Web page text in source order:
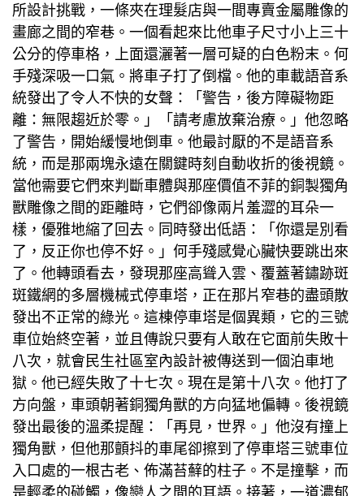
所設計挑戰，一條夾在理髮店與一間專賣金屬雕像的
畫廊之間的窄巷。一個看起來比他車子尺寸小上三十
公分的停車格，上面還灑著一層可疑的白色粉末。何
手殘深吸一口氣。將車子打了倒檔。他的車載語音系
統發出了令人不快的女聲：「警告，後方障礙物距
離：無限趨近於零。」「請考慮放棄治療。」他忽略
了警告，開始緩慢地倒車。他最討厭的不是語音系
統，而是那兩塊永遠在關鍵時刻自動收折的後視鏡。
當他需要它們來判斷車體與那座價值不菲的銅製獨角
獸雕像之間的距離時，它們卻像兩片羞澀的耳朵一
樣，優雅地縮了回去。同時發出低語：「你還是別看
了，反正你也停不好。」何手殘感覺心臟快要跳出來
了。他轉頭看去，發現那座高聳入雲、覆蓋著鏽跡斑
斑鐵網的多層機械式停車塔，正在那片窄巷的盡頭散
發出不正常的綠光。這棟停車塔是個異類，它的三號
車位始終空著，並且傳說只要有人敢在它面前失敗十
八次，就會民生社區室內設計被傳送到一個泊車地
獄。他已經失敗了十七次。現在是第十八次。他打了
方向盤，車頭朝著銅獨角獸的方向猛地偏轉。後視鏡
發出最後的溫柔提醒：「再見，世界。」他沒有撞上
獨角獸，但他那顫抖的車尾卻擦到了停車塔三號車位
入口處的一根古老、佈滿苔蘚的柱子。不是撞擊，而
是輕柔的碰觸，像戀人之間的耳語。接著，一道濃郁